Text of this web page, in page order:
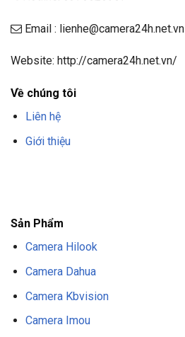
Email : lienhe@camera24h.net.vn
Website: http://camera24h.net.vn/
Về chúng tôi
Liên hệ
Giới thiệu
Sản Phẩm
Camera Hilook
Camera Dahua
Camera Kbvision
Camera Imou